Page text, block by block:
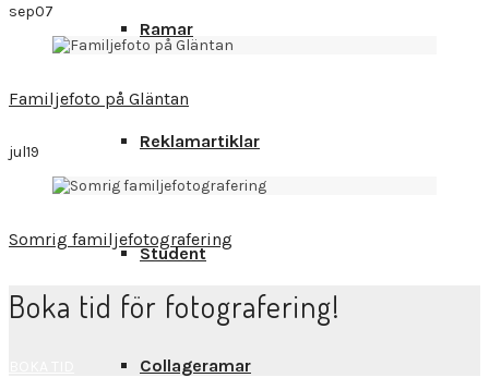
Ramar
Reklamartiklar
Student
Collageramar
sep07
Familjefoto på Gläntan
jul19
Somrig familjefotografering
Boka tid för fotografering!